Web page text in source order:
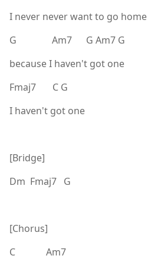
I never never want to go home
G Am7 G Am7 G
because I haven't got one
Fmaj7 C G
I haven't got one
[Bridge]
Dm Fmaj7 G
[Chorus]
C Am7